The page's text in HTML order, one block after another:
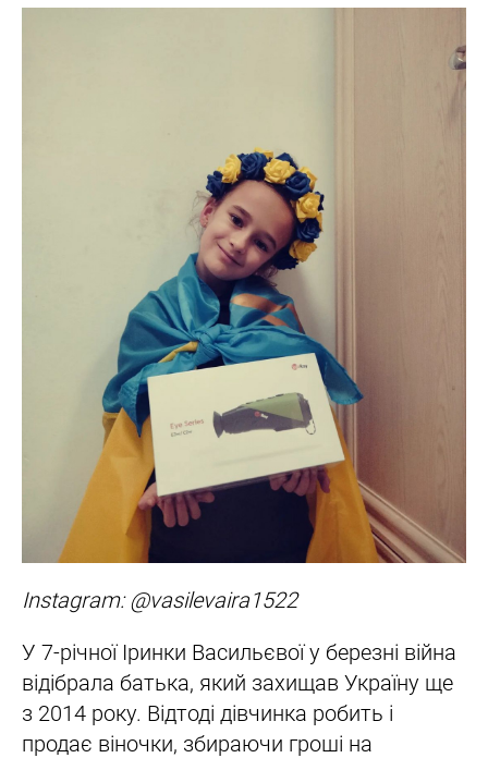
Instagram: @vasilevaira1522
У 7-річної Іринки Васильєвої у березні війна
відібрала батька, який захищав Україну ще
з 2014 року. Відтоді дівчинка робить і
продає віночки, збираючи гроші на